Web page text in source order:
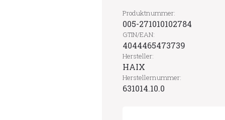
Produktnummer:
005-271010102784
GTIN/EAN:
4044465473739
Hersteller:
HAIX
Herstellernummer:
631014.10.0